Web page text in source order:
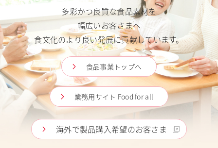
多彩かつ良質な食品素材を
幅広いお客さまへ
食文化のより良い発展に貢献しています。
食品事業トップへ
業務用サイト Food for all
海外で製品購入希望のお客さま